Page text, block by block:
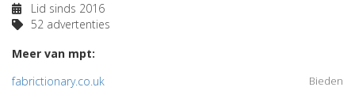
Lid sinds 2016
52 advertenties
Meer van mpt:
fabrictionary.co.uk
Bieden